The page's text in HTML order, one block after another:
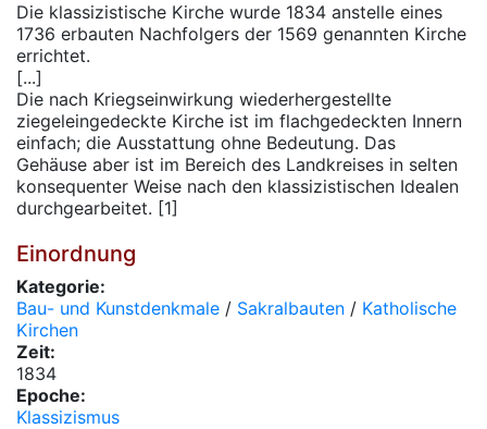
Die klassizistische Kirche wurde 1834 anstelle eines
1736 erbauten Nachfolgers der 1569 genannten Kirche
errichtet.
[...]
Die nach Kriegseinwirkung wiederhergestellte
ziegeleingedeckte Kirche ist im flachgedeckten Innern
einfach; die Ausstattung ohne Bedeutung. Das
Gehäuse aber ist im Bereich des Landkreises in selten
konsequenter Weise nach den klassizistischen Idealen
durchgearbeitet. [1]
Einordnung
Kategorie:
Bau- und Kunstdenkmale / Sakralbauten / Katholische
Kirchen
Zeit:
1834
Epoche:
Klassizismus